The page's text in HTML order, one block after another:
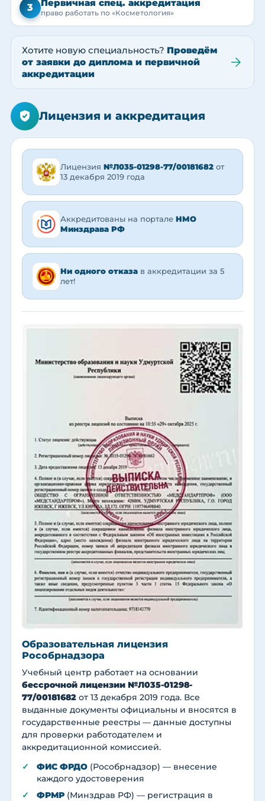
3 Первичная спец. аккредитация
право работать по «Косметология»
Хотите новую специальность? Проведём
от заявки до диплома и первичной
аккредитации
Лицензия и аккредитация
Лицензия №Л035-01298-77/00181682 от
13 декабря 2019 года
Аккредитованы на портале НМО
Минздрава РФ
Ни одного отказа в аккредитации за 5
лет!
Образовательная лицензия
Рособрнадзора
Учебный центр работает на основании
бессрочной лицензии №Л035-01298-
77/00181682 от 13 декабря 2019 года. Все
выданные документы официальны и вносятся в
государственные реестры — данные доступны
для проверки работодателем и
аккредитационной комиссией.
ФИС ФРДО (Рособрнадзор) — внесение
каждого удостоверения
ФРМР (Минздрав РФ) — регистрация в